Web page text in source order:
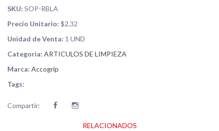
SKU: SOP-RBLA
Precio Unitario: $2,32
Unidad de Venta: 1 UND
Categoria: ARTICULOS DE LIMPIEZA
Marca: Accogrip
Tags:
Compartir:
RELACIONADOS